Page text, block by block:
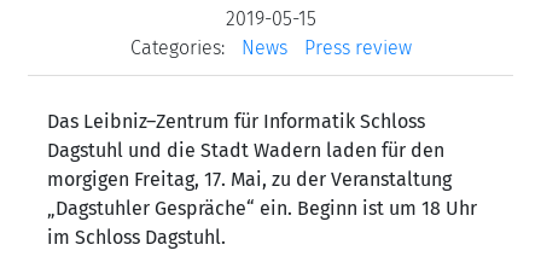
2019-05-15
Categories:
News Press review
Das Leibniz–Zentrum für Informatik Schloss
Dagstuhl und die Stadt Wadern laden für den
morgigen Freitag, 17. Mai, zu der Veranstaltung
„Dagstuhler Gespräche“ ein. Beginn ist um 18 Uhr
im Schloss Dagstuhl.